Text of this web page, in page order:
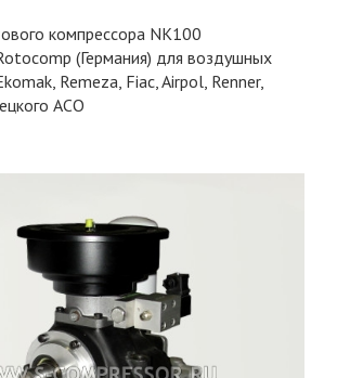
компрессора NK100
(Германия) для воздушных
Remeza, Fiac, Airpol, Renner,
АСО